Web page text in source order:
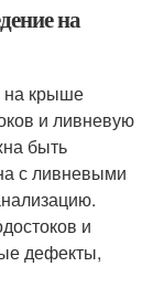
на
на крыше
и ливневую
быть
с ливневыми
и
дефекты,